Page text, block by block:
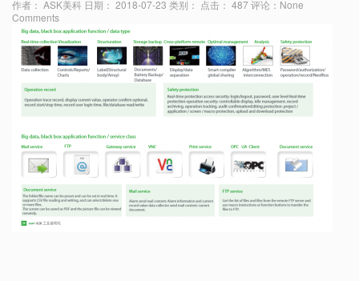
作者： ASK美科 日期： 2018-07-23 类别： 点击： 487 评论： None
Comments